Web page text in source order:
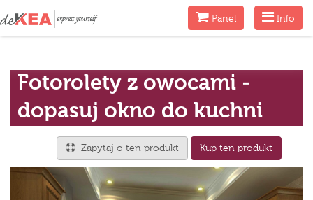
Menu
Info
MenuPanel
Fotorolety z owocami -
dopasuj okno do kuchni
Zapytaj o ten produkt Kup ten produkt